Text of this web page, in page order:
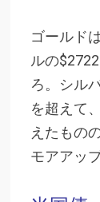
ゴールド
ルの
ろ。シル
を超えて
えたもの
モアアッ